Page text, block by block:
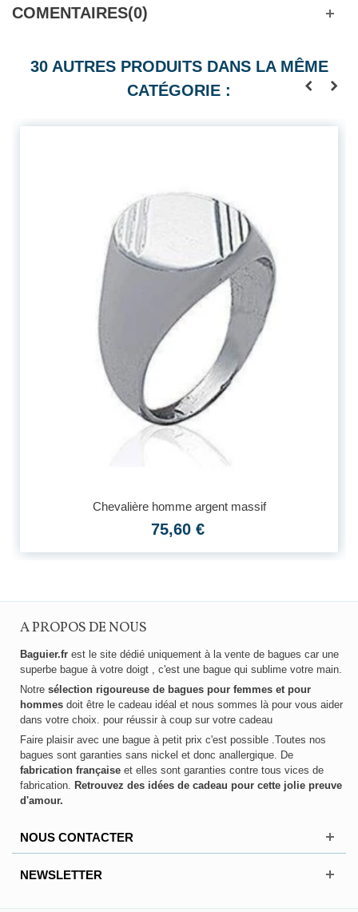
COMENTAIRES(0)
30 AUTRES PRODUITS DANS LA MÊME
CATÉGORIE :
Chevalière homme argent massif
75,60 €
A PROPOS DE NOUS
Baguier.fr est le site dédié uniquement à la vente de bagues car une
superbe bague à votre doigt , c'est une bague qui sublime votre main.
Notre sélection rigoureuse de bagues pour femmes et pour
hommes doit être le cadeau idéal et nous sommes là pour vous aider
dans votre choix. pour réussir à coup sur votre cadeau
Faire plaisir avec une bague à petit prix c'est possible .Toutes nos
bagues sont garanties sans nickel et donc anallergique. De
fabrication française et elles sont garanties contre tous vices de
fabrication. Retrouvez des idées de cadeau pour cette jolie preuve
d'amour.
NOUS CONTACTER
NEWSLETTER